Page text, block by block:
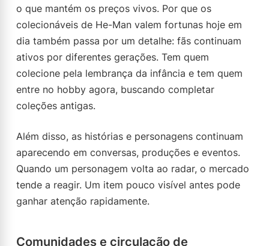
o que mantém os preços vivos. Por que os
colecionáveis de He-Man valem fortunas hoje em
dia também passa por um detalhe: fãs continuam
ativos por diferentes gerações. Tem quem
colecione pela lembrança da infância e tem quem
entre no hobby agora, buscando completar
coleções antigas.
Além disso, as histórias e personagens continuam
aparecendo em conversas, produções e eventos.
Quando um personagem volta ao radar, o mercado
tende a reagir. Um item pouco visível antes pode
ganhar atenção rapidamente.
Comunidades e circulação de